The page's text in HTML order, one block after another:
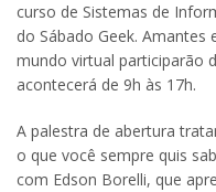
curso de Sistemas de
do Sábado Geek.
mundo virtual participarão
acontecerá de 9h às 17h.
A palestra de abertura
o que você sempre quis
com Edson Borelli, que